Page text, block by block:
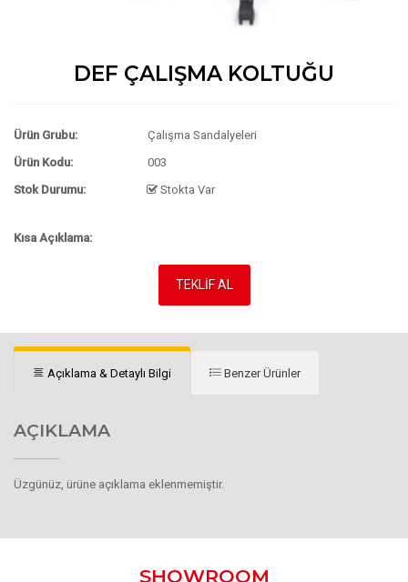
DEF ÇALIŞMA KOLTUĞU
Ürün Grubu:
Çalışma Sandalyeleri
Ürün Kodu:
003
Stok Durumu:
Stokta Var
Kısa Açıklama:
TEKLİF AL
Açıklama & Detaylı Bilgi Benzer Ürünler
AÇIKLAMA
Üzgünüz, ürüne açıklama eklenmemiştir.
SHOWROOM